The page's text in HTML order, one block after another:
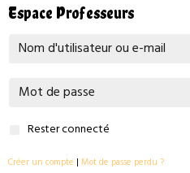
Espace Professeurs
Rester connecté
Créer un compte | Mot de passe perdu ?